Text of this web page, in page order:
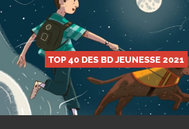
TOP 40 DES BD JEUNESSE 2021